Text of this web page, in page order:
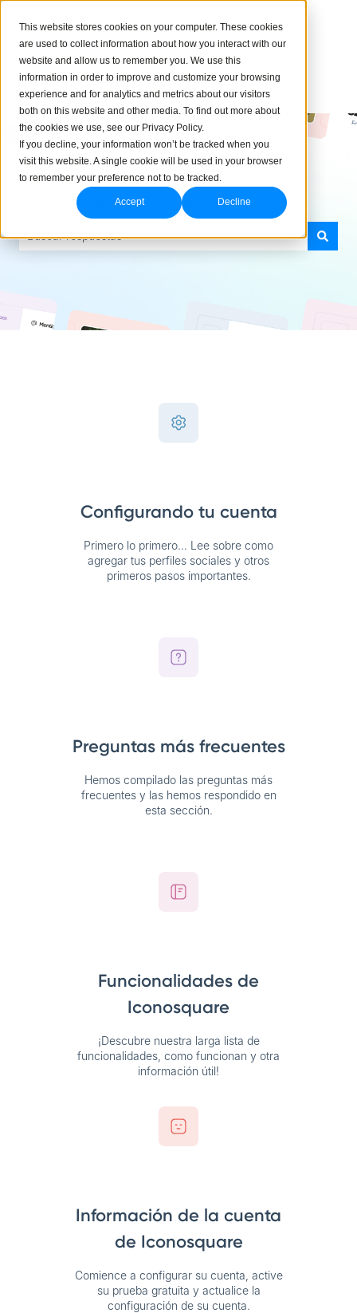
This website stores cookies on your computer. These cookies
are used to collect information about how you interact with our
website and allow us to remember you. We use this
information in order to improve and customize your browsing
experience and for analytics and metrics about our visitors
both on this website and other media. To find out more about
the cookies we use, see our Privacy Policy.
If you decline, your information won’t be tracked when you
visit this website. A single cookie will be used in your browser
to remember your preference not to be tracked.
Accept Decline
¿Cómo podemos ayudarte?
Configurando tu cuenta
Primero lo primero… Lee sobre como
agregar tus perfiles sociales y otros
primeros pasos importantes.
Preguntas más frecuentes
Hemos compilado las preguntas más
frecuentes y las hemos respondido en
esta sección.
Funcionalidades de
Iconosquare
¡Descubre nuestra larga lista de
funcionalidades, como funcionan y otra
información útil!
Información de la cuenta
de Iconosquare
Comience a configurar su cuenta, active
su prueba gratuita y actualice la
configuración de su cuenta.